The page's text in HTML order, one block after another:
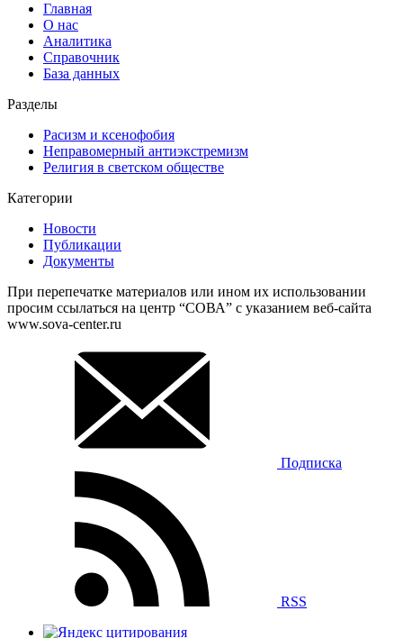
Главная
О нас
Аналитика
Справочник
База данных
Разделы
Расизм и ксенофобия
Неправомерный антиэкстремизм
Религия в светском обществе
Категории
Новости
Публикации
Документы
При перепечатке материалов или ином их использовании
просим ссылаться на центр “СОВА” с указанием веб-сайта
www.sova-center.ru
Подписка
RSS